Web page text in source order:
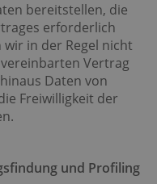
bereitstellen, die
erforderlich
in der Regel nicht
Vertrag
Daten von
Freiwilligkeit der
und Profiling